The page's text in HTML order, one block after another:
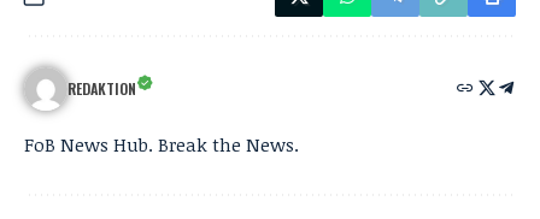
REDAKTION
FoB News Hub. Break the News.